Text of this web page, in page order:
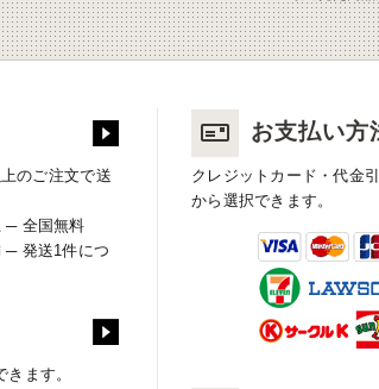
のご注文で送
─ 全国無料
─ 発送1件につ
ます。
お支払い方
クレジットカード・代金
から選択できます。